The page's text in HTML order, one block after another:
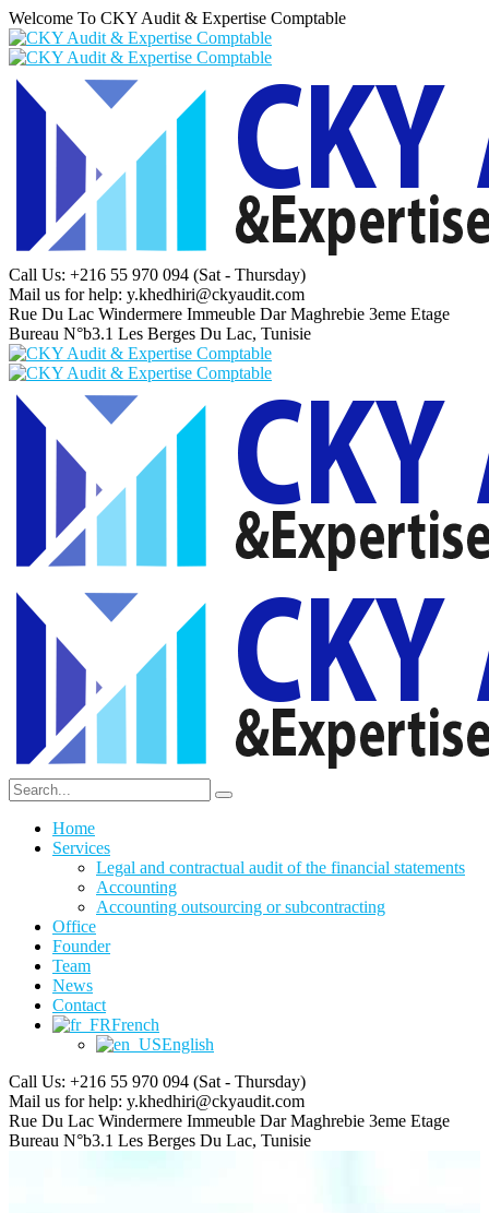
Welcome To CKY Audit & Expertise Comptable
Call Us: +216 55 970 094 (Sat - Thursday)
Mail us for help: y.khedhiri@ckyaudit.com
Rue Du Lac Windermere Immeuble Dar Maghrebie 3eme Etage
Bureau N°b3.1 Les Berges Du Lac, Tunisie
Home
Services
Legal and contractual audit of the financial statements
Accounting
Accounting outsourcing or subcontracting
Office
Founder
Team
News
Contact
French
English
Call Us: +216 55 970 094 (Sat - Thursday)
Mail us for help: y.khedhiri@ckyaudit.com
Rue Du Lac Windermere Immeuble Dar Maghrebie 3eme Etage
Bureau N°b3.1 Les Berges Du Lac, Tunisie